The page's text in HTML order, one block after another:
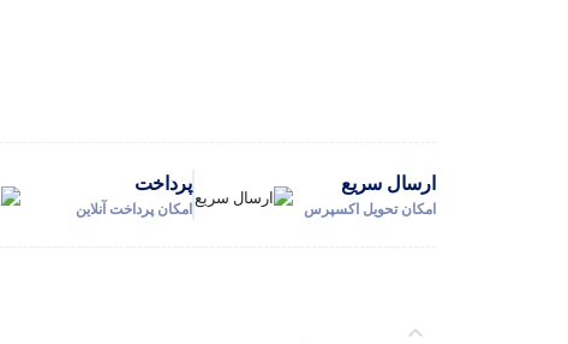
ارسال سریع
امکان تحویل اکسپرس
پرداخت
امکان پرداخت آنلاین